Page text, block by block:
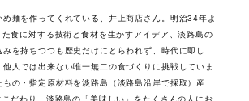
麺を作ってくれている、井上商店さん。明治34年よ
食に対する技術と食材を生かすアイデア、淡路島の
を持ちつつも歴史だけにとらわれず、時代に即し
人では出来ない唯一無二の食づくりに挑戦していま
の・指定原材料を淡路島（淡路島沿岸で採取）産